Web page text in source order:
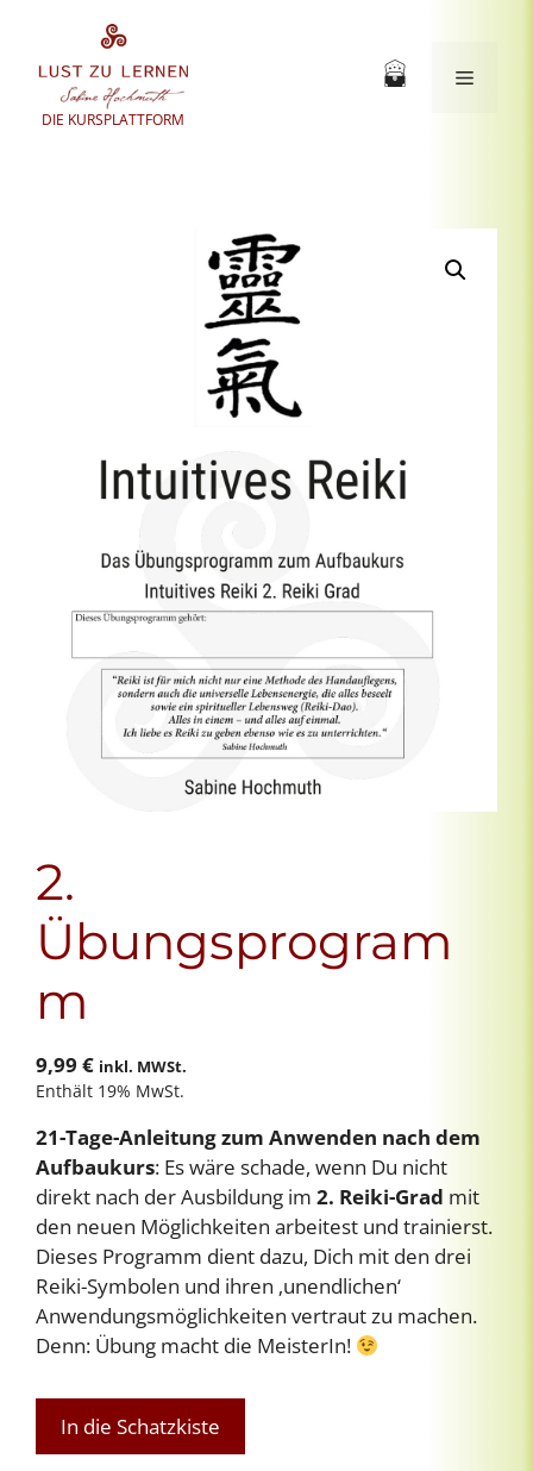
springen
DIE KURSPLATTFORM
Menü
2.
Übungsprogram
m
9,99 € inkl. MWSt.
Enthält 19% MwSt.
21-Tage-Anleitung zum Anwenden nach dem
Aufbaukurs: Es wäre schade, wenn Du nicht
direkt nach der Ausbildung im 2. Reiki-Grad mit
den neuen Möglichkeiten arbeitest und trainierst.
Dieses Programm dient dazu, Dich mit den drei
Reiki-Symbolen und ihren ‚unendlichen‘
Anwendungsmöglichkeiten vertraut zu machen.
Denn: Übung macht die MeisterIn!
Übungsprogramm
In die Schatzkiste